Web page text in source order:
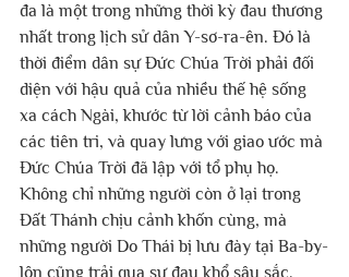
đa là một trong những thời kỳ đau thương
nhất trong lịch sử dân Y-sơ-ra-ên. Đó là
thời điểm dân sự Đức Chúa Trời phải đối
diện với hậu quả của nhiều thế hệ sống
xa cách Ngài, khước từ lời cảnh báo của
các tiên tri, và quay lưng với giao ước mà
Đức Chúa Trời đã lập với tổ phụ họ.
Không chỉ những người còn ở lại trong
Đất Thánh chịu cảnh khốn cùng, mà
những người Do Thái bị lưu đày tại Ba-by-